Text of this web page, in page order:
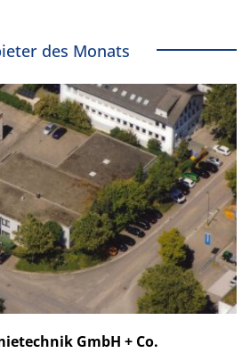
des Monats
GmbH + Co.